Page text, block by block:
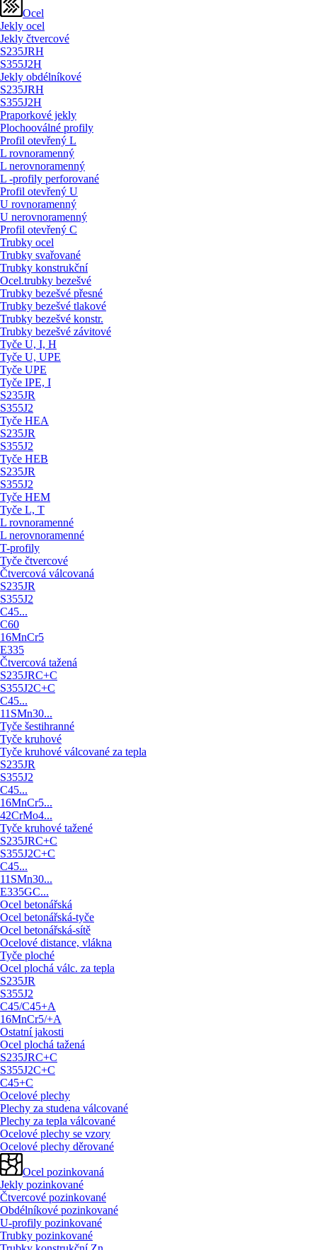
Ocel
Jekly ocel
Jekly čtvercové
S235JRH
S355J2H
Jekly obdélníkové
S235JRH
S355J2H
Praporkové jekly
Plochooválné profily
Profil otevřený L
L rovnoramenný
L nerovnoramenný
L -profily perforované
Profil otevřený U
U rovnoramenný
U nerovnoramenný
Profil otevřený C
Trubky ocel
Trubky svařované
Trubky konstrukční
Ocel.trubky bezešvé
Trubky bezešvé přesné
Trubky bezešvé tlakové
Trubky bezešvé konstr.
Trubky bezešvé závitové
Tyče U, I, H
Tyče U, UPE
Tyče UPE
Tyče IPE, I
S235JR
S355J2
Tyče HEA
S235JR
S355J2
Tyče HEB
S235JR
S355J2
Tyče HEM
Tyče L, T
L rovnoramenné
L nerovnoramenné
T-profily
Tyče čtvercové
Čtvercová válcovaná
S235JR
S355J2
C45...
C60
16MnCr5
E335
Čtvercová tažená
S235JRC+C
S355J2C+C
C45...
11SMn30...
Tyče šestihranné
Tyče kruhové
Tyče kruhové válcované za tepla
S235JR
S355J2
C45...
16MnCr5...
42CrMo4...
Tyče kruhové tažené
S235JRC+C
S355J2C+C
C45...
11SMn30...
E335GC...
Ocel betonářská
Ocel betonářská-tyče
Ocel betonářská-sítě
Ocelové distance, vlákna
Tyče ploché
Ocel plochá válc. za tepla
S235JR
S355J2
C45/C45+A
16MnCr5/+A
Ostatní jakosti
Ocel plochá tažená
S235JRC+C
S355J2C+C
C45+C
Ocelové plechy
Plechy za studena válcované
Plechy za tepla válcované
Ocelové plechy se vzory
Ocelové plechy děrované
Ocel pozinkovaná
Jekly pozinkované
Čtvercové pozinkované
Obdélníkové pozinkované
U-profily pozinkované
Trubky pozinkované